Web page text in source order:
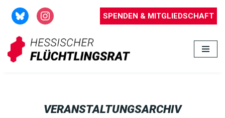
Zum
Inhalt
springen
SPENDEN & MITGLIEDSCHAFT
VERANSTALTUNGSARCHIV